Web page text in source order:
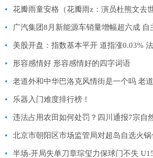
花瓣雨童安格（花瓣雨z：演员杜熊文去世
美股开盘：指数基本平开 道指涨0.03%
形容感情好 形容感情好的四字词语
老道外和中华巴洛克风情街是一个吗 老
乐器入门难度排行榜！
违法占用农田如何处罚？四川通报7宗自
北京市朝阳区市场监管局对超岛自选火
半场-开局失单刀章琮玺力保球门不失